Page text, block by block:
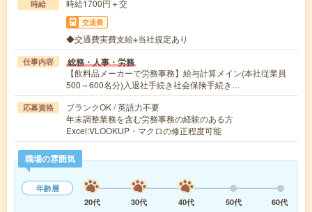
時給 時給1700円＋交
交通費
◆交通費実費支給※当社規定あり
仕事内容 総務・人事・労務
【飲料品メーカーで労務事務】給与計算メイン(本社従業員
500～600名分)入退社手続き社会保険手続き…
応募資格
ブランクOK / 英語力不要
年末調整業務を含む労務事務の経験のある方
Excel:VLOOKUP・マクロの修正程度可能
職場の雰囲気
年齢層
20代
30代 40代 50代
60代